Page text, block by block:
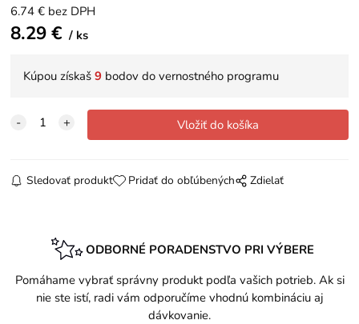
6.74 € bez DPH
8.29€ ks
Kúpou získaš9 bodov do vernostného programu
Sledovať produkt Pridať do obľúbených Zdielať
ODBORNÉ PORADENSTVO PRI VÝBERE
Pomáhame vybrať správny produkt podľa vašich potrieb. Ak si
nie ste istí, radi vám odporučíme vhodnú kombináciu aj
dávkovanie.